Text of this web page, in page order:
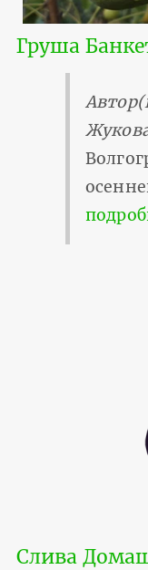
Груша
Слива